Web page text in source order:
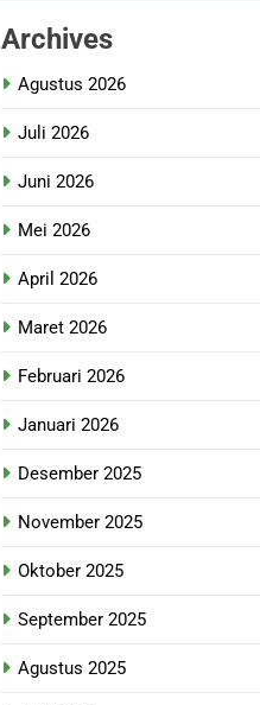
Archives
Agustus 2026
Juli 2026
Juni 2026
Mei 2026
April 2026
Maret 2026
Februari 2026
Januari 2026
Desember 2025
November 2025
Oktober 2025
September 2025
Agustus 2025